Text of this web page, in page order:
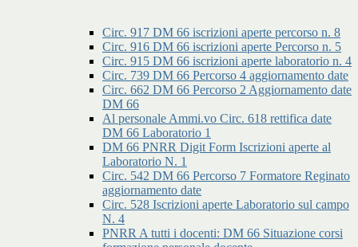
Circ. 917 DM 66 iscrizioni aperte percorso n. 8
Circ. 916 DM 66 iscrizioni aperte Percorso n. 5
Circ. 915 DM 66 iscrizioni aperte laboratorio n. 4
Circ. 739 DM 66 Percorso 4 aggiornamento date
Circ. 662 DM 66 Percorso 2 Aggiornamento date
DM 66
Al personale Ammi.vo Circ. 618 rettifica date
DM 66 Laboratorio 1
DM 66 PNRR Digit Form Iscrizioni aperte al
Laboratorio N. 1
Circ. 542 DM 66 Percorso 7 Formatore Reginato
aggiornamento date
Circ. 528 Iscrizioni aperte Laboratorio sul campo
N. 4
PNRR A tutti i docenti: DM 66 Situazione corsi